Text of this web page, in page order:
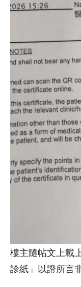
樓主隨帖文上載
診紙」以證所言